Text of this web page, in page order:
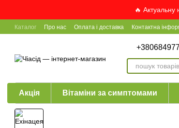
🔥 Актуальну
Каталог Про нас Оплата і доставка Контактна
Акція Вітаміни за симптомами